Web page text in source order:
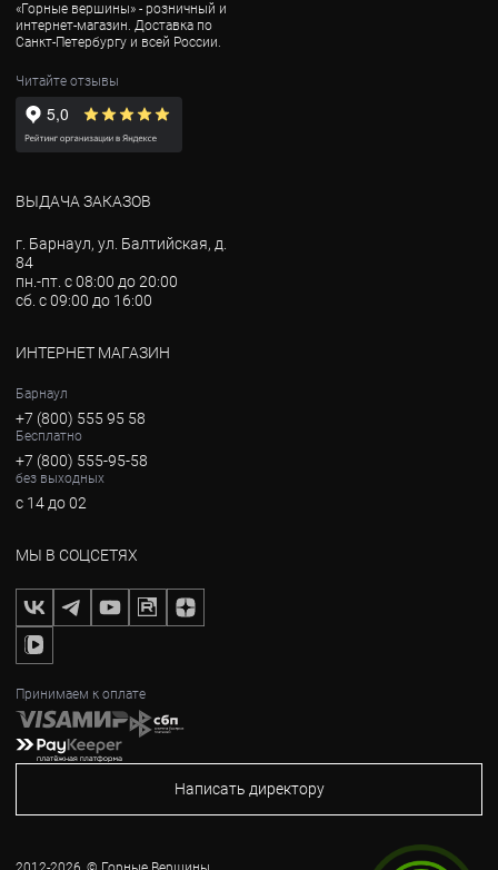
«Горные вершины» - розничный и
интернет-магазин. Доставка по
Санкт-Петербургу и всей России.
Читайте отзывы
ВЫДАЧА ЗАКАЗОВ
г. Барнаул, ул. Балтийская, д.
84
пн.-пт. с 08:00 до 20:00
сб. с 09:00 до 16:00
ИНТЕРНЕТ МАГАЗИН
Барнаул
+7 (800) 555 95 58
Бесплатно
+7 (800) 555-95-58
без выходных
с 14 до 02
МЫ В СОЦСЕТЯХ
Принимаем к оплате
Написать директору